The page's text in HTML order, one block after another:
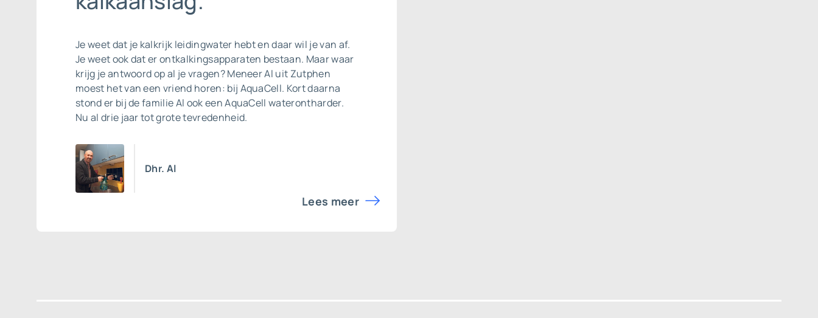
Je weet dat je kalkrijk leidingwater hebt en daar wil je van af.
Je weet ook dat er ontkalkingsapparaten bestaan. Maar waar
krijg je antwoord op al je vragen? Meneer Al uit Zutphen
moest het van een vriend horen: bij AquaCell. Kort daarna
stond er bij de familie Al ook eenAquaCell waterontharder.
Nu al drie jaar tot grote tevredenheid.
Dhr. Al
Lees meer